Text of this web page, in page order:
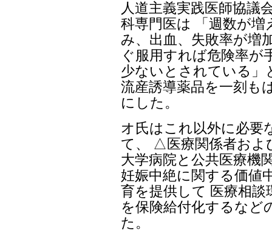
人道主義実践医師協議
科専門医は 「週数が
み、出血、失敗率が増
ぐ服用すれば危険率が
少ないとされている
流産誘導薬品を一刻も
にした。
オ氏はこれ以外に必要
て、 △医療関係者およ
大学病院と公共医療機
妊娠中絶に関する価値
育を提供して 医療相
を保険給付化するなど
た。